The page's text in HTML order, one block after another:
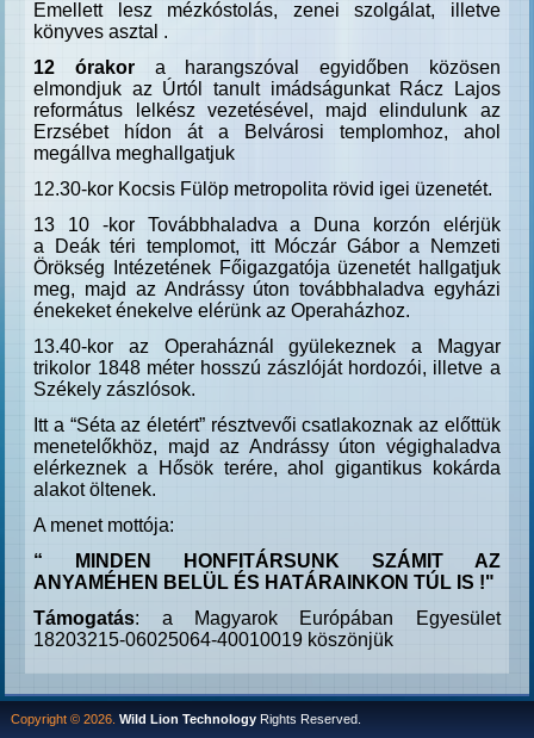
Emellett lesz mézkóstolás, zenei szolgálat, illetve
könyves asztal .
12 órakor a harangszóval egyidőben közösen
elmondjuk az Úrtól tanult imádságunkat Rácz Lajos
református lelkész vezetésével, majd elindulunk az
Erzsébet hídon át a Belvárosi templomhoz, ahol
megállva meghallgatjuk
12.30-kor Kocsis Fülöp metropolita rövid igei üzenetét.
13 10 -kor Továbbhaladva a Duna korzón elérjük
a
Deák téri templomot, itt Móczár Gábor a Nemzeti
Örökség Intézetének Főigazgatója üzenetét hallgatjuk
meg, majd az Andrássy úton továbbhaladva egyházi
énekeket énekelve elérünk az Operaházhoz.
13.40-kor az Operaháznál gyülekeznek a Magyar
trikolor 1848 méter hosszú zászlóját hordozói, illetve a
Székely zászlósok.
Itt a “Séta az életért” résztvevői csatlakoznak az előttük
menetelőkhöz, majd az Andrássy úton végighaladva
elérkeznek a Hősök terére, ahol gigantikus kokárda
alakot öltenek.
A menet mottója:
“ MINDEN HONFITÁRSUNK SZÁMIT AZ
ANYAMÉHEN BELÜL ÉS HATÁRAINKON TÚL IS !"
Támogatás: a Magyarok Európában Egyesület
18203215-06025064-40010019 köszönjük
Copyright © 2026. Wild Lion TechnologyRights Reserved.